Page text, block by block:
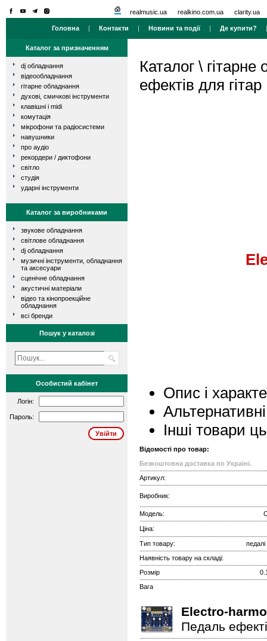
realmusic.ua realkino.com.ua clarity.ua
Головна | Контакти | Новини та події| Де купити?
Каталог за призначенням
dj обладнання
відеообладнання
гітарне обладнання
духові, смичкові інструменти
клавішні і midi
комутація
мікрофони та радіосистеми
навушники
про аудіо
рекордери / диктофони
світло
студія
ударні інструменти
Каталог за виробниками
звукове обладнання
світлове обладнання
dj обладнання
музичні інструменти, обладнання
та аксесуари
сценічне обладнання
акустичні матеріали
відео та кінопроекційне
обладнання
всі бренди
Пошук у каталозі
Особистий кабінет
Логін:
Пароль:
Каталог \ гітарне
ефектів для гітар
Опис і
Інші товари
Відомості про товар:
Безкоштовна доставка по Україні.
Артикул:
Виробник:
Модель:
Ціна:
Тип товару:
педалі
Наявність товару на складі:
Розмір
Вага
Electro-
Педаль